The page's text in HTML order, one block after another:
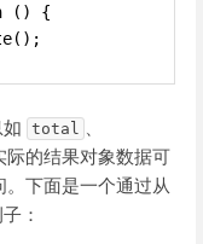
() {
total 、
际的结果对象数据可
。下面是一个通过从
：